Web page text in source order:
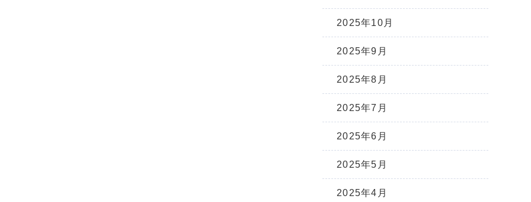
2025年10月
2025年9月
2025年8月
2025年7月
2025年6月
2025年5月
2025年4月